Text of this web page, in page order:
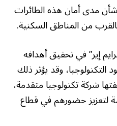
مدى أمان هذه الطائرات
من المناطق السكنية.
إير” في تحقيق أهدافه
وقد يؤثر ذلك
شركة تكنولوجيا متقدمة،
لتعزيز حضورهم في قطاع